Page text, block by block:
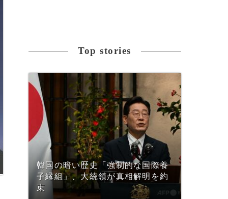
Top stories
韓国の暗い歴史「強制的な国際養
子縁組」、大統領が真相解明を約
束